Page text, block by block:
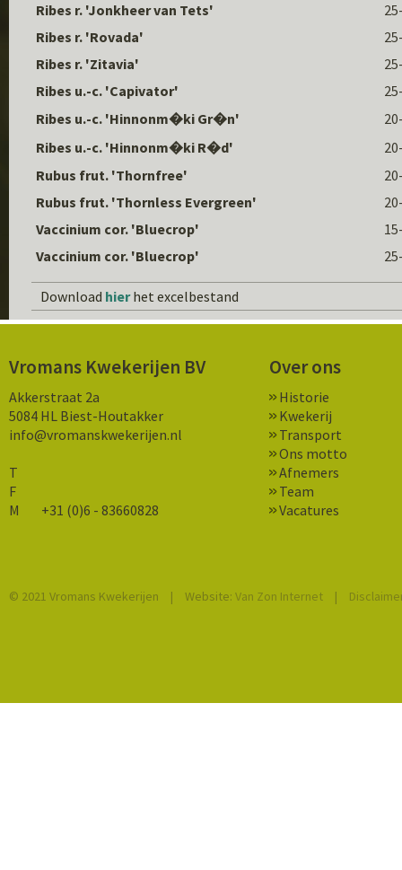
Ribes r. 'Jonkheer van Tets'
Ribes r. 'Rovada'
Ribes r. 'Zitavia'
Ribes u.-c. 'Capivator'
Ribes u.-c. 'Hinnonm�ki Gr�n'
Ribes u.-c. 'Hinnonm�ki R�d'
Rubus frut. 'Thornfree'
Rubus frut. 'Thornless Evergreen'
Vaccinium cor. 'Bluecrop'
Vaccinium cor. 'Bluecrop'
Download hierhet excelbestand
Vromans Kwekerijen BV
Akkerstraat 2a
5084 HL Biest-Houtakker
info@vromanskwekerijen.nl
T
F
M
+31 (0)6 - 83660828
Over ons
Historie
Kwekerij
Transport
Ons motto
Afnemers
Team
Vacatures
© 2021 Vromans Kwekerijen | Website: Van Zon Internet |